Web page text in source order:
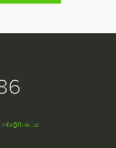
info@flink.uz